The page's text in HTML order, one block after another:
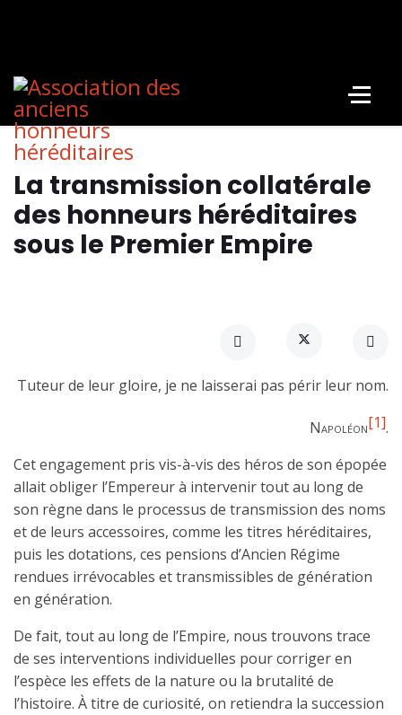
La transmission collatérale
des honneurs héréditaires
sous le Premier Empire
Tuteur de leur gloire, je ne laisserai pas périr leur nom.
Napoléon[1].
Cet engagement pris vis-à-vis des héros de son épopée
allait obliger l’Empereur à intervenir tout au long de
son règne dans le processus de transmission des noms
et de leurs accessoires, comme les titres héréditaires,
puis les dotations, ces pensions d’Ancien Régime
rendues irrévocables et transmissibles de génération
en génération.
De fait, tout au long de l’Empire, nous trouvons trace
de ses interventions individuelles pour corriger en
l’espèce les effets de la nature ou la brutalité de
l’histoire. À titre de curiosité, on retiendra la succession